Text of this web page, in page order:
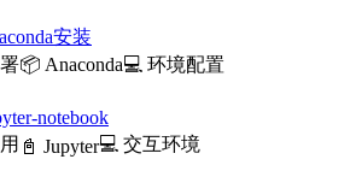
安装
📦 Anaconda💻 环境配置
notebook
📓 Jupyter💻 交互环境